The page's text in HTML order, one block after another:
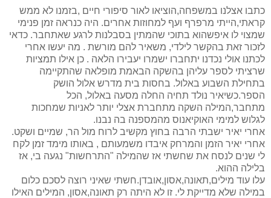
כתבו אצלנו במשפחה,הוציאו לאור סיפורי חיים ,בזמנו לא ממש
קראתי,הייתי מרפרף ועף למחוזות אחרים. היה כנראה זמן פנימי
שמצוי לו איפשהוא בתוכי שהמתין בסבלנות לרגע שאתחבר. כדאי
לזכור זאת בהקשר לילדי, משאיר להם מורשת . מה יעשו אחרי
לכתנו אולי נכדנו יתחברו ישמרו יעבירו הלאה . כן אילו תמציות
שרציתי לספר עליהן בהשקה הבאמת מופלאה שהתקיימה
בתחילת השבוע באלול. בחסות בית מדרש אלול הושק
הספר.כשיאיר נולד תחיה החלה מסעה באלול, הכל
מתחבר,המילה השקה מתחברת אצלי יותר לאניות שמחכות
לגלוש למימי האוקיאנוס מהמספנה בה נבנו.
אחרי יאיר ישבתי הרבה בחוץ מקשיב לרוח מול הר, שמיים ושקט.
אחרי יאיר הזמן והמרחק איבדו משמעותם , באותו מימד זמן לקח
לי שנים לנסח את שחשתי אז שהמילה "התרחשות" נגעה בי, אז
בלילה ההוא.
עלו עוד מילים,תאונה,אסון,אובדן.חשתי שאיני רוצה לסכם כלום
במילה שלא מדייקת לי. זו לא היתה רק תאונה,אסון, המילים האילו